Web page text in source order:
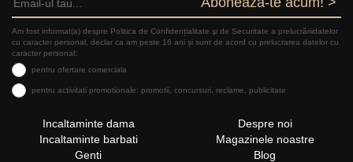
Am fost informat(a) despre Politica de Confidențialitate şi de Securitate a prelucrăriidatelor
cu caracter personal, declar ca am peste 16 ani și sunt de acord cu prelucrarea datelor cu
caracter personal:
pentru ofertare comerciala
pentru activitati promotionale: promotii, concursuri, reclame, publicitate
Incaltaminte dama
Incaltaminte barbati
Genti
Despre noi
Magazinele noastre
Blog